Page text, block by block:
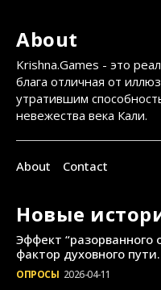
About
Krishna.Games - это
блага отличная от
утратившим
невежества века Кали.
About Contact
Новые
Эффект “разорванного
фактор духовного пути.
ОПРОСЫ 2026-04-11